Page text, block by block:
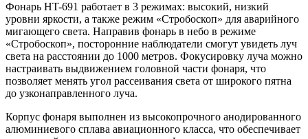
Фонарь HT-691 работает в 3 режимах: высокий, низкий
уровни яркости, а также режим «Стробоскоп» для аварийного
мигающего света. Направив фонарь в небо в режиме
«Стробоскоп», посторонние наблюдатели смогут увидеть луч
света на расстоянии до 1000 метров. Фокусировку луча можно
настраивать выдвижением головной части фонаря, что
позволяет менять угол рассеивания света от широкого пятна
до узконаправленного луча.
Корпус фонаря выполнен из высокопрочного анодированного
алюминиевого сплава авиационного класса, что обеспечивает